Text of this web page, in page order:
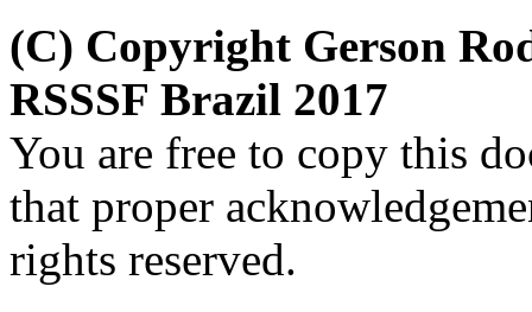
(C) Copyright Gerson
RSSSF Brazil 2017
You are free to copy this
that proper
rights reserved.